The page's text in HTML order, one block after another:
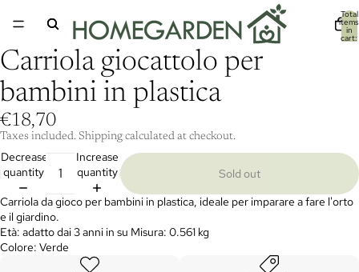
Total
items
in
cart:
Carriola giocattolo per
bambini in plastica
€18,70
Taxes included. Shipping calculated at checkout.
Decrease
quantity
Increase
quantity
Sold out
Carriola da gioco per bambini in plastica, ideale per imparare a fare l'orto
e il giardino.
Età: adatto dai 3 anni in su Misura: 0.561 kg
Colore: Verde